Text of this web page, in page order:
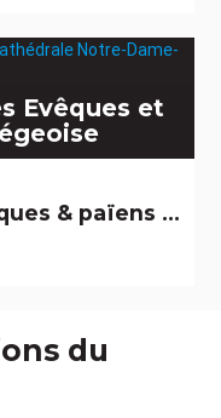
Evêques et
Edifices remarquables
du